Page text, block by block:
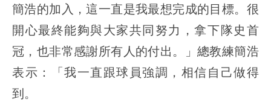
簡浩的加入，這一直是我最想完成的目標。很
開心最終能夠與大家共同努力，拿下隊史首
冠，也非常感謝所有人的付出。」總教練簡浩
表示：「我一直跟球員強調，相信自己做得
到。